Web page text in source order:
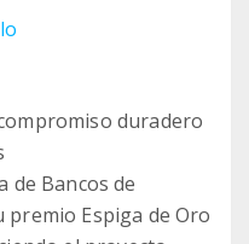
duradero
de Bancos de
Espiga de Oro